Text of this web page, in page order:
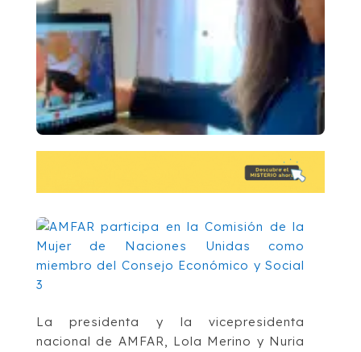
La presidenta y la vicepresidenta
nacional de AMFAR, Lola Merino y Nuria